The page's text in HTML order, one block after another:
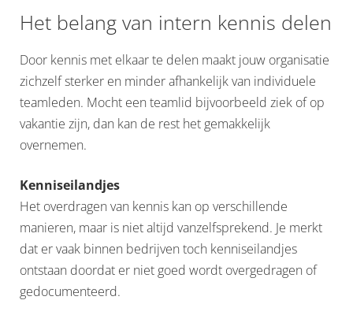
Het belang van intern kennis delen
Door kennis met elkaar te delen maakt jouw organisatie
zichzelf sterker en minder afhankelijk van individuele
teamleden. Mocht een teamlid bijvoorbeeld ziek of op
vakantie zijn, dan kan de rest het gemakkelijk
overnemen.
Kenniseilandjes
Het overdragen van kennis kan op verschillende
manieren, maar is niet altijd vanzelfsprekend. Je merkt
dat er vaak binnen bedrijven toch kenniseilandjes
ontstaan doordat er niet goed wordt overgedragen of
gedocumenteerd.